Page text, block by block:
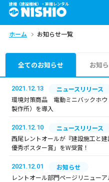
建機（建設機械）・重機レンタル
商品一覧
問合せ依頼リスト
エリア
中部
九州・沖縄（外部）
ホーム お知らせ一覧
全てのお知らせ お知
2021.12.13
ニュースリリース
環境対策商品 電動ミニバックホウ
製作所）を導入
2021.12.10
ニュースリリース
西尾レントオールが『建設施工と
優秀ポスター賞」をW受賞！
2021.12.01
お知らせ
レントオール部門ページリニュー